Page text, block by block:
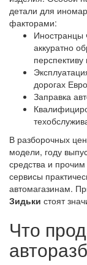
детали для
факторами:
Иностранцы
аккуратно
дорогах
Заправка
В разборочных
модели, году
средства и
сервисы
автомагазинам.
Зидьки стоят
Что